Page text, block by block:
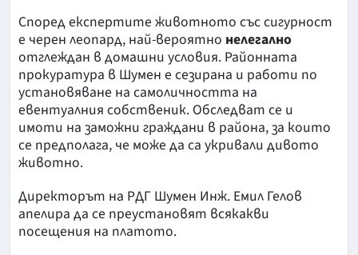
Според експертите животното със сигурност
е черен леопард, най-вероятно нелегално
отглеждан в домашни условия. Районната
прокуратура в Шумен е сезирана и работи по
установяване на самоличността на
евентуалния собственик. Обследват се и
имоти на заможни граждани в района, за които
се предполага, че може да са укривали дивото
животно.
Директорът на РДГ Шумен Инж. Емил Гелов
апелира да се преустановят всякакви
посещения на платото.